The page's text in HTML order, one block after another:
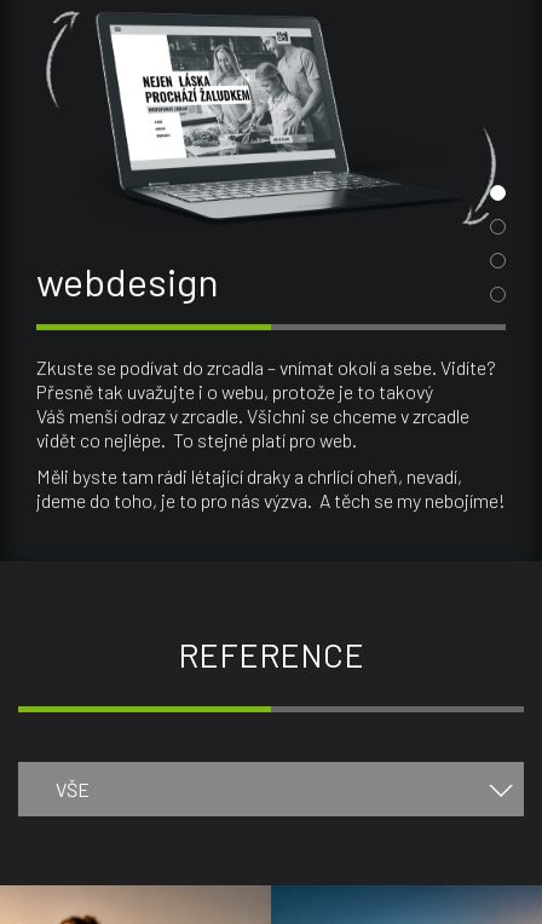
webdesign
Zkuste se podívat do zrcadla – vnímat okolí a sebe. Vidíte?
Přesně tak uvažujte i o webu, protože je to takový
Váš menší odraz v zrcadle. Všichni se chceme v zrcadle
vidět co nejlépe. To stejné platí pro web.
Měli byste tam rádi létající draky a chrlící oheň, nevadí,
jdeme do toho, je to pro nás výzva. A těch se my nebojíme!
fotografie
Zachytit ten správný moment je občas pěkný oříšek.
REFERENCE
VŠE